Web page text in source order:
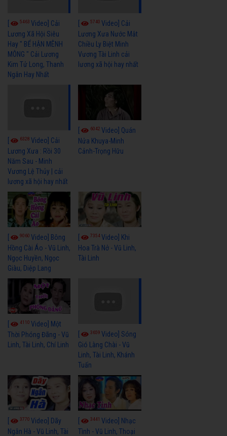
5463 Video] Cải
Lương Xã Hội Siêu
Hay " BỂ HẬN MÊNH
MÔNG " Cải Lương
Kim Tử Long, Thanh
Ngân Hay Nhất
5740Video] Cải
Lương Xưa Nước Mắt
Chiều Ly Biệt Minh
Vương Tài Linh cải
lương xã hội hay nhất
6328 Video] Cải
Lương Xưa : Rồi 30
Năm Sau - Minh
Vương Lệ Thủy | cải
lương xã hội hay nhất
6042Video] Quán
Nửa Khuya-Minh
Cảnh-Trọng Hữu
9060 Video] Bông
Hồng Cài Áo - Vũ Linh,
Ngọc Huyền, Ngọc
Giàu, Diệp Lang
7354Video] Khi
Hoa Trà Nở - Vũ Linh,
Tài Linh
4110 Video] Một
Thời Phóng Đãng - Vũ
Linh, Tài Linh, Chí Linh
3659Video] Sóng
Gió Làng Chài - Vũ
Linh, Tài Linh, Khánh
Tuấn
3770 Video] Dãy
Ngân Hà - Vũ Linh, Tài
3441Video] Nhạc
Tình - Vũ Linh, Thoại